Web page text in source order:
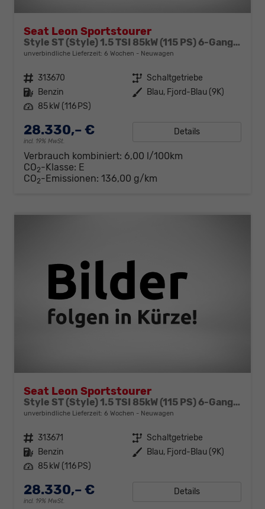
Seat Leon Sportstourer
Style ST (Style) 1.5 TSI 85kW (115 PS) 6-Gang Schaltgetriebe
unverbindliche Lieferzeit: 6 Wochen Neuwagen
Fahrzeugnr. 313670 Getriebe Schaltgetriebe
Kraftstoff Benzin Außenfarbe Blau, Fjord-Blau (9K)
Leistung 85 kW (116 PS)
28.330,– €
incl. 19% MwSt.
Details
Verbrauch kombiniert: 6,00 l/100km
CO2-Klasse: E
CO2-Emissionen: 136,00 g/km
Seat Leon Sportstourer
Style ST (Style) 1.5 TSI 85kW (115 PS) 6-Gang Schaltgetriebe
unverbindliche Lieferzeit: 6 Wochen Neuwagen
Fahrzeugnr. 313671 Getriebe Schaltgetriebe
Kraftstoff Benzin Außenfarbe Blau, Fjord-Blau (9K)
Leistung 85 kW (116 PS)
28.330,– €
incl. 19% MwSt.
Details